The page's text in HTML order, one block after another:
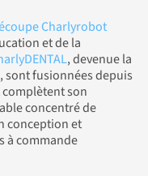
Charlyrobot
et de la
, devenue la
sont fusionnées depuis
complètent son
concentré de
conception et
à commande